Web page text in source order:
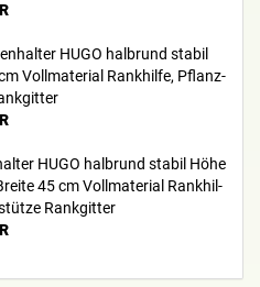
HUGO halb­rund sta­bil
Voll­ma­te­ri­al Rank­hil­fe, Pflanz­
HUGO halb­rund sta­bil Höhe
45 cm Voll­ma­te­ri­al Rank­hil­
Rank­git­ter